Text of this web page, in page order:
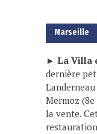
Marseille
► La Villa
dernière
Mermoz
la vente.